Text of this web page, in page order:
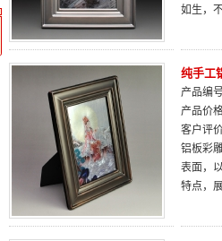
如生，
纯手工
产品编
产品价
客户评
铝板彩
表面，
特点，